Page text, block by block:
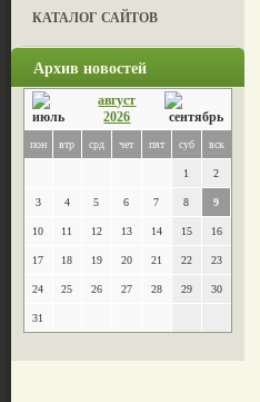
КАТАЛОГ САЙТОВ
Архив новостей
август
2026
пон втр срд чет пят суб вск
1 2
3 4 5 6 7 8 9
10 11 12 13 14 15 16
17 18 19 20 21 22 23
24 25 26 27 28 29 30
31